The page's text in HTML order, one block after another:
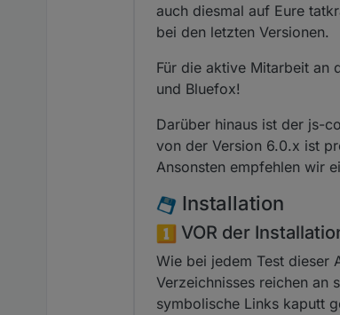
auch diesmal auf Eure
bei den letzten Versionen.
Für die aktive Mitarbeit an
und Bluefox!
Darüber hinaus ist der js-
von der Version 6.0.x ist
Ansonsten empfehlen wir
Installation
VOR der
Wie bei jedem Test dieser
Verzeichnisses reichen an
symbolische Links kaputt